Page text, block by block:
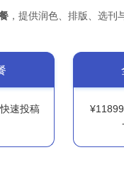
，提供润色、排版、选
速投稿